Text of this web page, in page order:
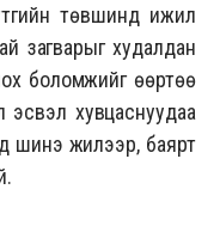
төвшинд ижил
загварыг худалдан
боломжийг өөртөө
эсвэл хувцаснуудаа
шинэ жилээр, баярт